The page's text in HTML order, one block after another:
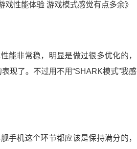
性能体验 游戏模式感觉有点多余》
能非常稳，明显是做过很多优化的，
现了。不过用不用“SHARK模式”我感
手机这个环节都应该是保持满分的，